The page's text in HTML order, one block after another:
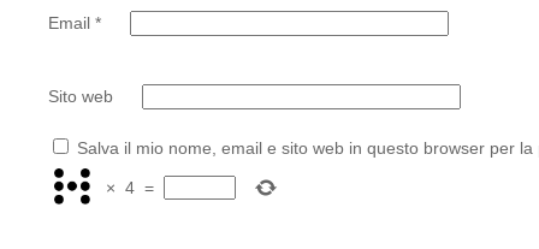
Email *
Sito web
Salva il mio nome, email e sito web in questo browser per
× 4 =